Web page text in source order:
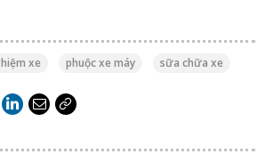
xe phuộc xe máy sữa chữa xe